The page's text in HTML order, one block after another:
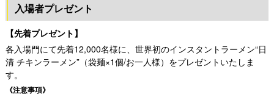
入場者プレゼント
【先着プレゼント】
各入場門にて先着12,000名様に、世界初のインスタントラーメン“日
清 チキンラーメン”（袋麺×1個/お一人様）をプレゼントいたしま
す。
《注意事項》